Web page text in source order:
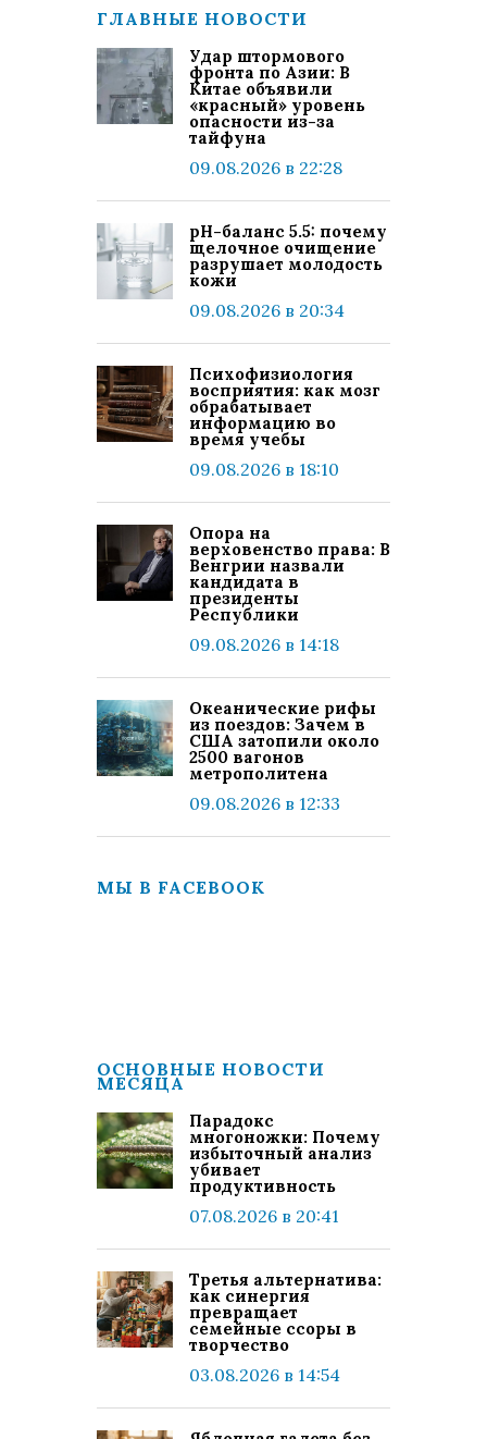
ГЛАВНЫЕ НОВОСТИ
Удар штормового
фронта по Азии: В
Китае объявили
«красный» уровень
опасности из-за
тайфуна
09.08.2026 в 22:28
pH-баланс 5.5: почему
щелочное очищение
разрушает молодость
кожи
09.08.2026 в 20:34
Психофизиология
восприятия: как мозг
обрабатывает
информацию во
время учебы
09.08.2026 в 18:10
Опора на
верховенство права: В
Венгрии назвали
кандидата в
президенты
Республики
09.08.2026 в 14:18
Океанические рифы
из поездов: Зачем в
США затопили около
2500 вагонов
метрополитена
09.08.2026 в 12:33
МЫ В FACEBOOK
ОСНОВНЫЕ НОВОСТИ
МЕСЯЦА
Парадокс
многоножки: Почему
избыточный анализ
убивает
продуктивность
07.08.2026 в 20:41
Третья альтернатива:
как синергия
превращает
семейные ссоры в
творчество
03.08.2026 в 14:54